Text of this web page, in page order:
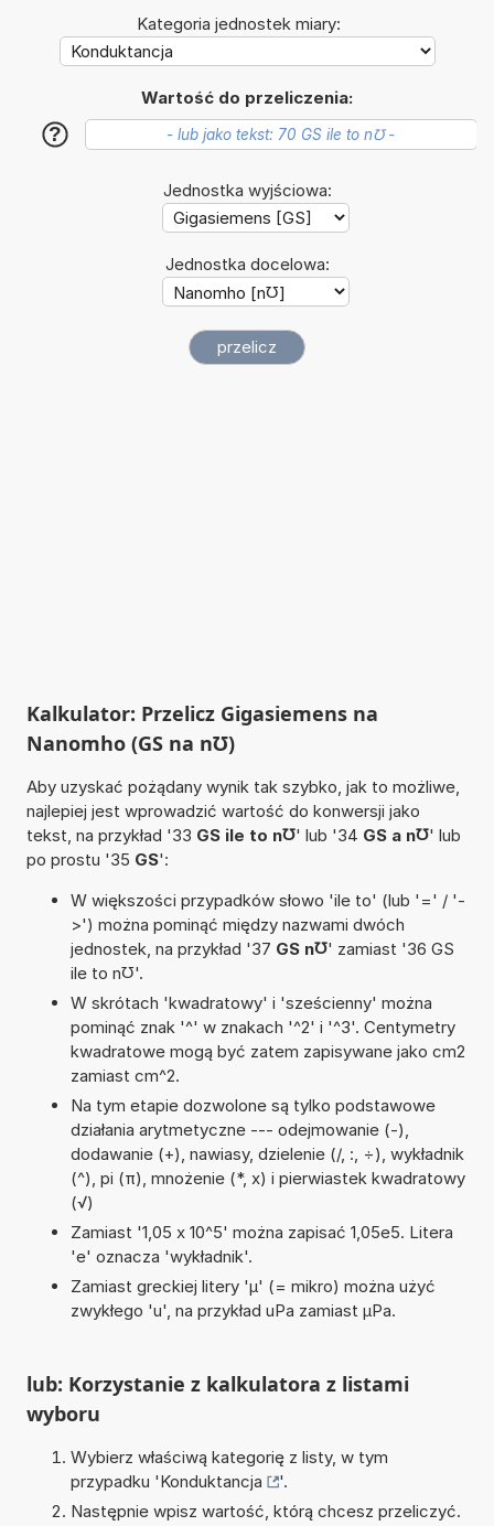
Kategoria jednostek miary:
Wartość do przeliczenia:
?
Jednostka wyjściowa:
Jednostka docelowa:
Kalkulator: Przelicz Gigasiemens na
Nanomho (GS na n℧)
Aby uzyskać pożądany wynik tak szybko, jak to możliwe,
najlepiej jest wprowadzić wartość do konwersji jako
tekst, na przykład '33 GS ile to n℧' lub '34 GS a n℧' lub
po prostu '35 GS':
W większości przypadków słowo 'ile to' (lub '=' / '-
>') można pominąć między nazwami dwóch
jednostek, na przykład '37 GS n℧' zamiast '36 GS
ile to n℧'.
W skrótach 'kwadratowy' i 'sześcienny' można
pominąć znak '^' w znakach '^2' i '^3'. Centymetry
kwadratowe mogą być zatem zapisywane jako cm2
zamiast cm^2.
Na tym etapie dozwolone są tylko podstawowe
działania arytmetyczne --- odejmowanie (-),
dodawanie (+), nawiasy, dzielenie (/, :, ÷), wykładnik
(^), pi (π), mnożenie (*, x) i pierwiastek kwadratowy
(√)
Zamiast '1,05 x 10^5' można zapisać 1,05e5. Litera
'e' oznacza 'wykładnik'.
Zamiast greckiej litery 'µ' (= mikro) można użyć
zwykłego 'u', na przykład uPa zamiast µPa.
lub: Korzystanie z kalkulatora z listami
wyboru
Wybierz właściwą kategorię z listy, w tym
przypadku 'Konduktancja
'.
Następnie wpisz wartość, którą chcesz przeliczyć.